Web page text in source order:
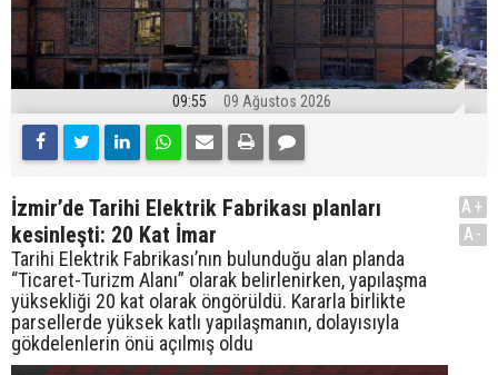
09:55 09 Ağustos 2026
İzmir’de Tarihi Elektrik Fabrikası planları
kesinleşti: 20 Kat İmar
Tarihi Elektrik Fabrikası’nın bulunduğu alan planda
“Ticaret-Turizm Alanı” olarak belirlenirken, yapılaşma
yüksekliği 20 kat olarak öngörüldü. Kararla birlikte
parsellerde yüksek katlı yapılaşmanın, dolayısıyla
gökdelenlerin önü açılmış oldu
A+
A-